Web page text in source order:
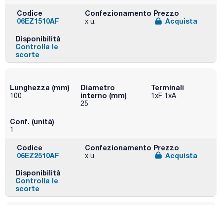
Codice
06EZ1510AF
Confezionamento
x u.
Prezzo
Acquista
Disponibilità
Controlla le
scorte
Lunghezza (mm)
100
Diametro
interno (mm)
25
Terminali
1xF 1xA
Conf. (unità)
1
Codice
06EZ2510AF
Confezionamento
x u.
Prezzo
Acquista
Disponibilità
Controlla le
scorte